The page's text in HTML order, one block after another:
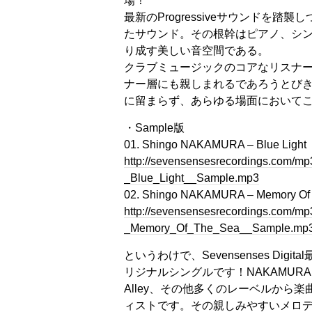
最新のProgressiveサウンドを踏襲し
たサウンド。その根幹はピアノ、シ
り成す美しい音空間である。
クラブミュージックのコアなリスナ
ナー層にも親しまれるであろうとび
に留まらず、あらゆる場面において
・Sample版
01. Shingo NAKAMURA – Blue Light
http://sevensensesrecordings.com/
_Blue_Light__Sample.mp3
02. Shingo NAKAMURA – Memory
http://sevensensesrecordings.com/
というわけで、Sevensenses Digital
リジナルシングルです！
Alley、その他多くのレーベルから楽
ィストです。その親しみやすいメロ